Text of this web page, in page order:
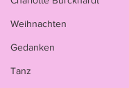
Weihnachten
Gedanken
Tanz